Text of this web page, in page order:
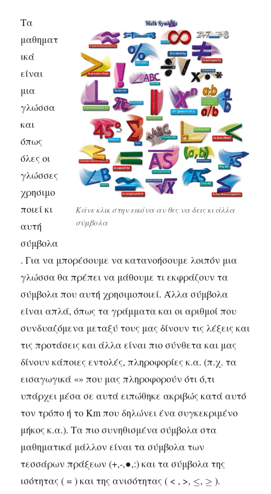
Κάνε κλικ στην εικόνα αν θες να δεις κι άλλα
σύμβολα
Τα
μαθηματ
ικά
είναι
μια
γλώσσα
και
όπως
όλες οι
γλώσσες
χρησιμο
ποιεί κι
αυτή
σύμβολα
. Για να μπορέσουμε να κατανοήσουμε λοιπόν μια
γλώσσα θα πρέπει να μάθουμε τι εκφράζουν τα
σύμβολα που αυτή χρησιμοποιεί. Άλλα σύμβολα
είναι απλά, όπως τα γράμματα και οι αριθμοί που
συνδυαζόμενα μεταξύ τους μας δίνουν τις λέξεις και
τις προτάσεις και άλλα είναι πιο σύνθετα και μας
δίνουν κάποιες εντολές, πληροφορίες κ.α. (π.χ. τα
εισαγωγικά «» που μας πληροφορούν ότι ό,τι
υπάρχει μέσα σε αυτά ειπώθηκε ακριβώς κατά αυτό
τον τρόπο ή το Km που δηλώνει ένα συγκεκριμένο
μήκος κ.α.). Τα πιο συνηθισμένα σύμβολα στα
μαθηματικά μάλλον είναι τα σύμβολα των
τεσσάρων πράξεων (+,-,●,:) και τα σύμβολα της
ισότητας ( = ) και της ανισότητας ( < , >,
, ).